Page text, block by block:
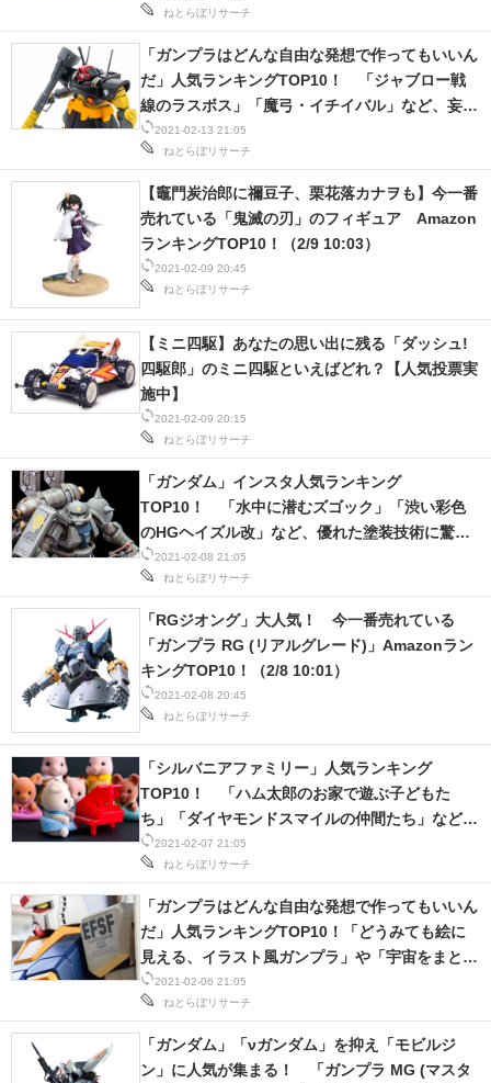
ねとらぼリサーチ
2021-02-13 21:05
ねとらぼリサーチ
「ガンプラはどんな自由な発想で作ってもいいん
だ」人気ランキングTOP10！ 「ジャブロー戦
線のラスボス」「魔弓・イチイバル」など、妄想
と技術がすごい！
2021-02-09 20:45
ねとらぼリサーチ
【竈門炭治郎に禰豆子、栗花落カナヲも】今一番
売れている「鬼滅の刃」のフィギュア Amazon
ランキングTOP10！（2/9 10:03）
2021-02-09 20:15
ねとらぼリサーチ
【ミニ四駆】あなたの思い出に残る「ダッシュ!
四駆郎」のミニ四駆といえばどれ？【人気投票実
施中】
2021-02-08 21:05
ねとらぼリサーチ
「ガンダム」インスタ人気ランキング
TOP10！ 「水中に潜むズゴック」「渋い彩色
のHGヘイズル改」など、優れた塗装技術に驚
愕！
2021-02-08 20:45
ねとらぼリサーチ
「RGジオング」大人気！ 今一番売れている
「ガンプラ RG (リアルグレード)」Amazonラン
キングTOP10！（2/8 10:01）
2021-02-07 21:05
ねとらぼリサーチ
「シルバニアファミリー」人気ランキング
TOP10！ 「ハム太郎のお家で遊ぶ子どもた
ち」「ダイヤモンドスマイルの仲間たち」など、
楽しい投稿が満載！
2021-02-06 21:05
ねとらぼリサーチ
「ガンプラはどんな自由な発想で作ってもいいん
だ」人気ランキングTOP10！「どうみても絵に
見える、イラスト風ガンプラ」や「宇宙をまとっ
たガンダム」など、驚愕の作品ずらり！
「ガンダム」「νガンダム」を抑え「モビルジ
ン」に人気が集まる！ 「ガンプラ MG (マスタ